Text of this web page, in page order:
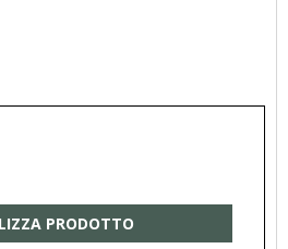
PRODOTTO